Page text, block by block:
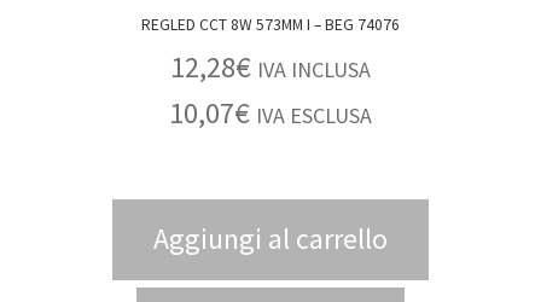
REGLED CCT 8W 573MM I – BEG 74076
12,28€ IVA INCLUSA
10,07€ IVA ESCLUSA
Aggiungi al carrello